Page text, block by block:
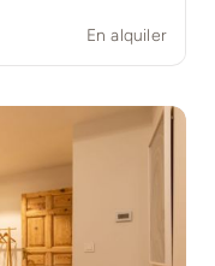
En alquiler